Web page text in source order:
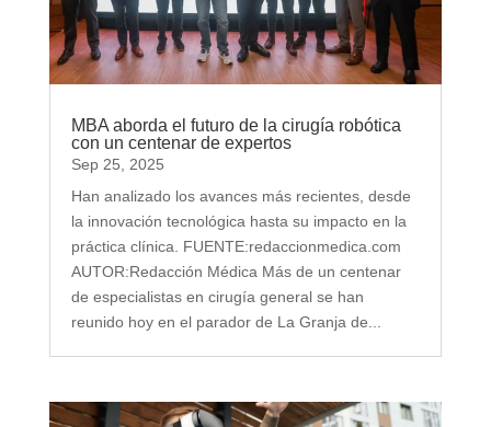
MBA aborda el futuro de la cirugía robótica
con un centenar de expertos
Sep 25, 2025
Han analizado los avances más recientes, desde
la innovación tecnológica hasta su impacto en la
práctica clínica. FUENTE:redaccionmedica.com
AUTOR:Redacción Médica Más de un centenar
de especialistas en cirugía general se han
reunido hoy en el parador de La Granja de...